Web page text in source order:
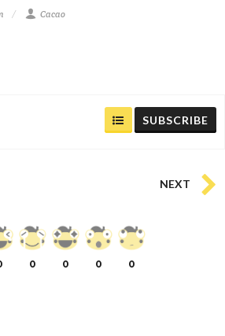
Cacao
SUBSCRIBE
NEXT
0 0 0 0